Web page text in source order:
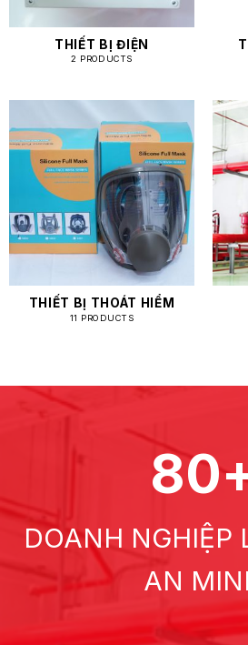
THIẾT BỊ ĐIỆN
2 PRODUCTS
THIẾT BỊ THOÁT HIỂM
11 PRODUCTS
DOANH NGHIỆP
AN